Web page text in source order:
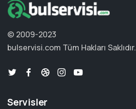
© 2009-2023
bulservisi.com Tüm Hakları Saklıdır.
Servisler